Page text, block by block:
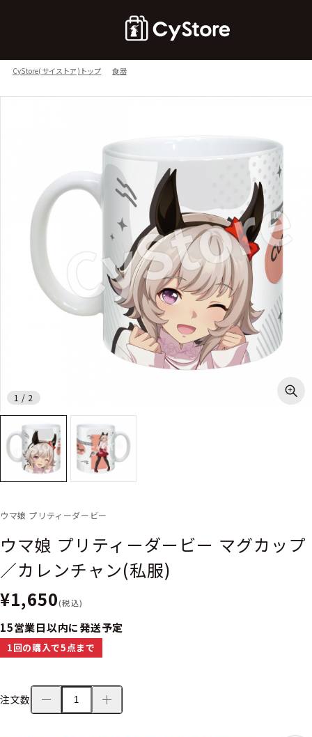
CyStore(サイストア)トップ 食器
1 / 2
ウマ娘 プリティーダービー
ウマ娘 プリティーダービー マグカップ
／カレンチャン(私服)
¥1,650(税込)
15営業日以内に発送予定
1回の購入で5点まで
注文数